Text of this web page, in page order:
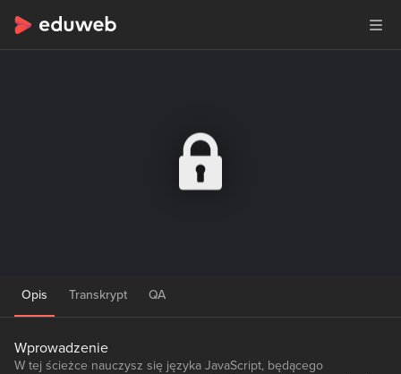
Opis Transkrypt QA
Wprowadzenie
W tej ścieżce nauczysz się języka JavaScript, będącego